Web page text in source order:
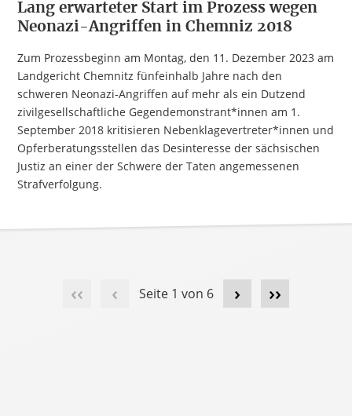
Lang erwarteter Start im Prozess wegen
Neonazi-Angriffen in Chemniz 2018
Zum Prozessbeginn am Montag, den 11. Dezember 2023 am
Landgericht Chemnitz fünfeinhalb Jahre nach den
schweren Neonazi-Angriffen auf mehr als ein Dutzend
zivilgesellschaftliche Gegendemonstrant*innen am 1.
September 2018 kritisieren Nebenklagevertreter*innen und
Opferberatungsstellen das Desinteresse der sächsischen
Justiz an einer der Schwere der Taten angemessenen
Strafverfolgung.
‹‹ ‹ Seite 1 von 6 › ››